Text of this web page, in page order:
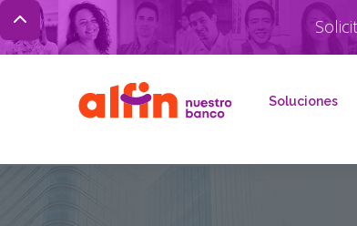
Soluciones